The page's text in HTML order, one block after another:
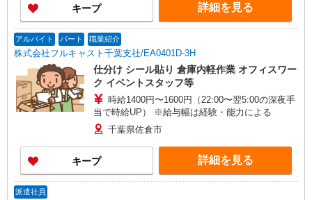
キープ 詳細を見る
アルバイト パート 職業紹介
株式会社フルキャスト千葉支社/EA0401D-3H
仕分け シール貼り 倉庫内軽作業 オフィスワー
ク イベントスタッフ等
時給1400円〜1600円（22:00〜翌5:00の深夜手
当で時給UP） ※給与幅は経験・能力による
千葉県佐倉市
キープ 詳細を見る
派遣社員